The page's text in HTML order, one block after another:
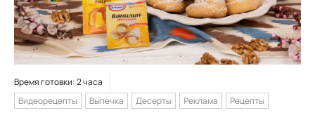
Время готовки: 2 часа
Видеорецепты
Выпечка Десерты Реклама Рецепты